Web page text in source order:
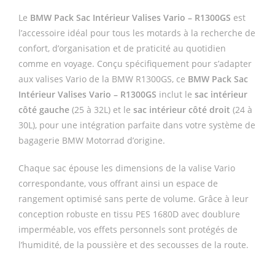
Le BMW Pack Sac Intérieur Valises Vario – R1300GS est
l’accessoire idéal pour tous les motards à la recherche de
confort, d’organisation et de praticité au quotidien
comme en voyage. Conçu spécifiquement pour s’adapter
aux valises Vario de la BMW R1300GS, ce BMW Pack Sac
Intérieur Valises Vario – R1300GS inclut le sac intérieur
côté gauche (25 à 32L) et le sac intérieur côté droit (24 à
30L), pour une intégration parfaite dans votre système de
bagagerie BMW Motorrad d’origine.
Chaque sac épouse les dimensions de la valise Vario
correspondante, vous offrant ainsi un espace de
rangement optimisé sans perte de volume. Grâce à leur
conception robuste en tissu PES 1680D avec doublure
imperméable, vos effets personnels sont protégés de
l’humidité, de la poussière et des secousses de la route.